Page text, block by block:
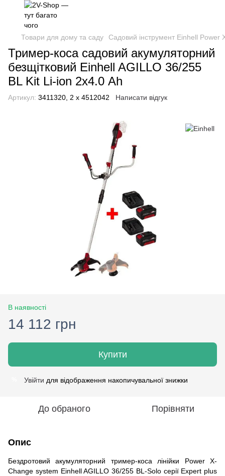
Товари для дому та саду Садовий інструмент Einhell Power
Тример-коса садовий акумуляторний
безщітковий Einhell AGILLO 36/255
BL Kit Li-ion 2х4.0 Ah
Артикул: 3411320, 2 х 4512042 Написати відгук
В наявності
14 112 грн
Купити
Увійти для відображення накопичувальної знижки
До обраного Порівняти
Опис
Бездротовий акумуляторний тример-коса лінійки Power X-
Change system Einhell AGILLO 36/255 BL-Solo серії Expert plus